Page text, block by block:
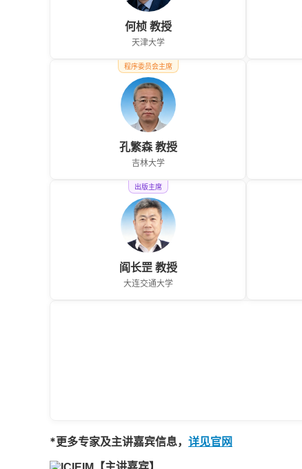
何桢 教授
天津大学
程序委员会主席
孔繁森 教授
吉林大学
出版主席
阎长罡 教授
大连交通大学
*更多专家及主讲嘉宾信息， 详见官网
【主讲嘉宾】